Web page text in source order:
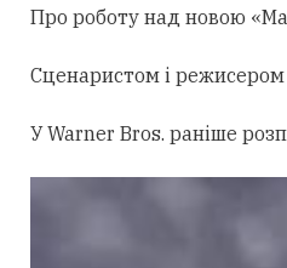
Про роботу над новою
Сценаристом і
У Warner Bros. раніше